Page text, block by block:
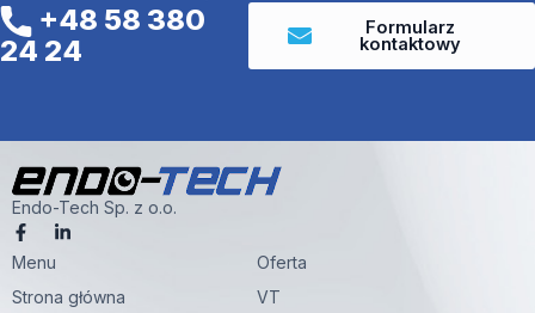
+48 58 380
24 24
Formularz
kontaktowy
Endo-Tech Sp. z o.o.
F
a
c
b
L
i
e
Menu
Strona główna
Oferta
VT